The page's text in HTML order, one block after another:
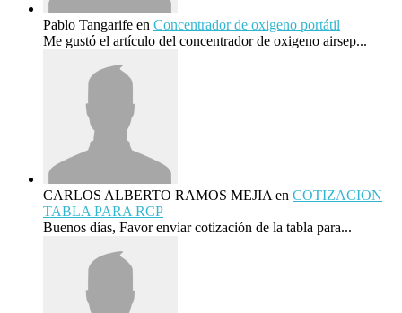
Pablo Tangarife en Concentrador de oxigeno portátil
Me gustó el artículo del concentrador de oxigeno airsep...
CARLOS ALBERTO RAMOS MEJIA en COTIZACION
TABLA PARA RCP
Buenos días, Favor enviar cotización de la tabla para...